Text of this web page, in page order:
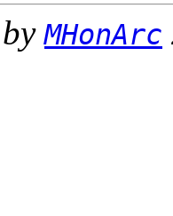
byMHonArc